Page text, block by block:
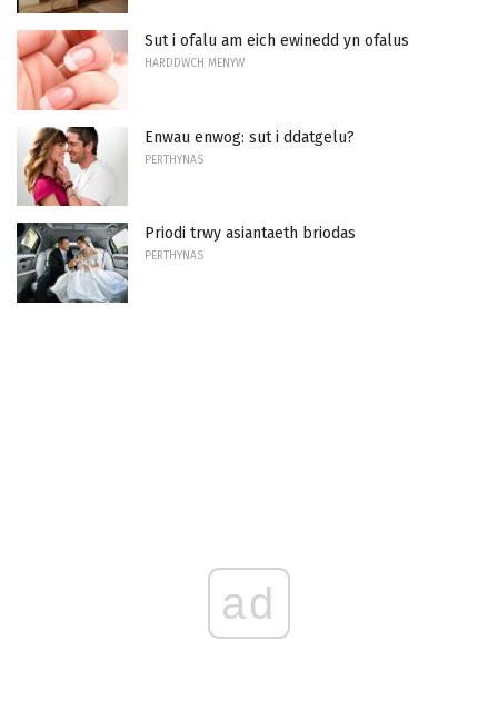
Sut i ofalu am eich ewinedd yn ofalus
HARDDWCH MENYW
Enwau enwog: sut i ddatgelu?
PERTHYNAS
Priodi trwy asiantaeth briodas
PERTHYNAS
ad